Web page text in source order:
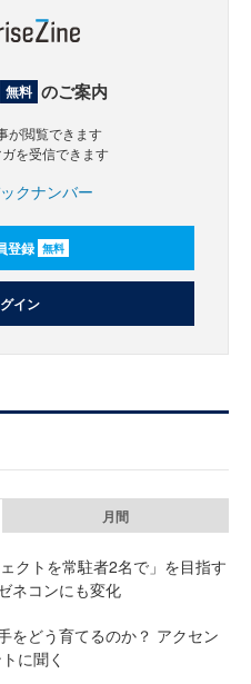
無料 のご案内
が閲覧できます
を受信できます
クナンバー
登録 無料
イン
月間
クトを常駐者2名で」を目指す
ネコンにも変化
をどう育てるのか？ アクセン
に聞く